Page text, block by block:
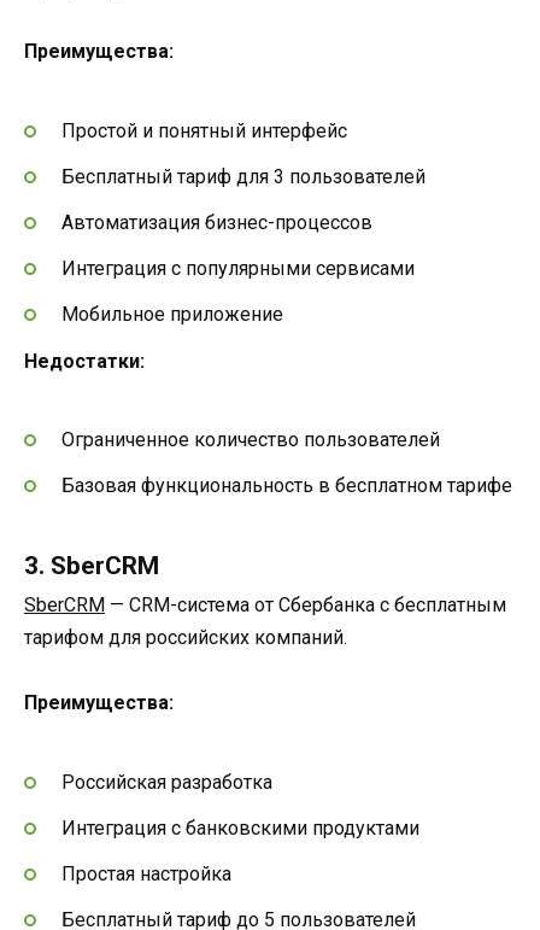
Преимущества:
Простой и понятный интерфейс
Бесплатный тариф для 3 пользователей
Автоматизация бизнес-процессов
Интеграция с популярными сервисами
Мобильное приложение
Недостатки:
Ограниченное количество пользователей
Базовая функциональность в бесплатном тарифе
3. SberCRM
SberCRM — CRM-система от Сбербанка с бесплатным
тарифом для российских компаний.
Преимущества:
Российская разработка
Интеграция с банковскими продуктами
Простая настройка
Бесплатный тариф до 5 пользователей